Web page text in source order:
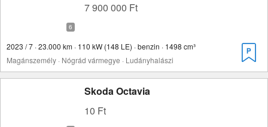
7 900 000 Ft
2023 / 7 · 23.000 km · 110 kW (148 LE) · benzin · 1498 cm³
Magánszemély · Nógrád vármegye · Ludányhalászi
Skoda Octavia
10 Ft